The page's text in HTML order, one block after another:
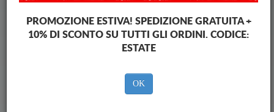
Brands
Brands
PROMOZIONE ESTIVA! SPEDIZIONE GRATUITA +
10% DI SCONTO SU TUTTI GLI ORDINI. CODICE:
ESTATE
OK